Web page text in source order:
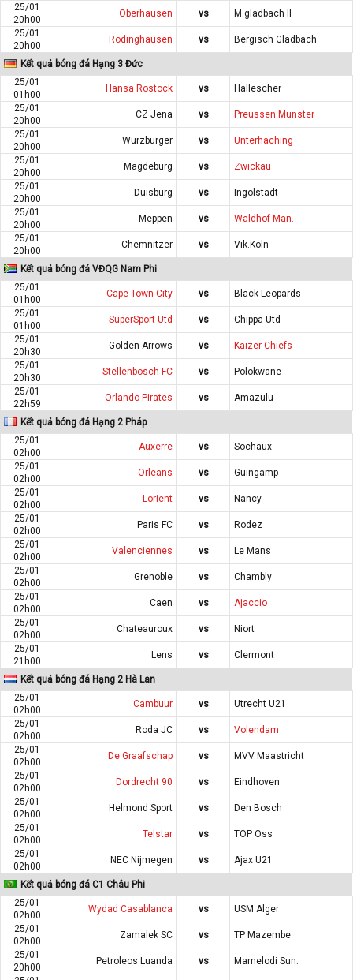
25/01
20h00
Oberhausen vs
M.gladbach II
25/01
20h00
Rodinghausen vs Bergisch Gladbach
Kết quả bóng đá Hạng 3 Đức
25/01
01h00
Hansa Rostock vs
Hallescher
25/01
20h00
CZ Jena vs
Preussen Munster
25/01
20h00
Wurzburger vs
Unterhaching
25/01
20h00
Magdeburg vs
Zwickau
25/01
20h00
Duisburg vs
Ingolstadt
25/01
20h00
Meppen vs
Waldhof Man.
25/01
20h00
Chemnitzer vs Vik.Koln
Kết quả bóng đá VĐQG Nam Phi
25/01
01h00
Cape Town City vs
Black Leopards
25/01
01h00
SuperSport Utd vs
Chippa Utd
25/01
20h30
Golden Arrows vs
Kaizer Chiefs
25/01
20h30
Stellenbosch FC vs
Polokwane
25/01
22h59
Orlando Pirates vs Amazulu
Kết quả bóng đá Hạng 2 Pháp
25/01
02h00
Auxerre vs
Sochaux
25/01
02h00
Orleans vs
Guingamp
25/01
02h00
Lorient vs
Nancy
25/01
02h00
Paris FC vs
Rodez
25/01
02h00
Valenciennes vs
Le Mans
25/01
02h00
Grenoble vs
Chambly
25/01
02h00
Caen vs
Ajaccio
25/01
02h00
Chateauroux vs
Niort
25/01
21h00
Lens vs Clermont
Kết quả bóng đá Hạng 2 Hà Lan
25/01
02h00
Cambuur vs
Utrecht U21
25/01
02h00
Roda JC vs
Volendam
25/01
02h00
De Graafschap vs
MVV Maastricht
25/01
02h00
Dordrecht 90 vs
Eindhoven
25/01
02h00
Helmond Sport vs
Den Bosch
25/01
02h00
Telstar vs
TOP Oss
25/01
02h00
NEC Nijmegen vs Ajax U21
Kết quả bóng đá C1 Châu Phi
25/01
02h00
Wydad Casablanca vs
USM Alger
25/01
02h00
Zamalek SC vs
TP Mazembe
25/01
20h00
Petroleos Luanda vs
Mamelodi Sun.